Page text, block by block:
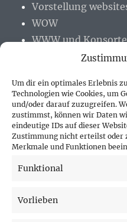
Um dir ein optimales Erlebnis
Technologien wie Cookies, um
und/oder darauf zuzugreifen.
zustimmst, können wir Daten
eindeutige IDs auf dieser
Zustimmung nicht erteilst oder
Merkmale und Funktionen
Funktional
Vorlieben
Vorstellung
WOW
WWW und
PARTNER (LINKS)
Hofer Technik
Sonne und Erde